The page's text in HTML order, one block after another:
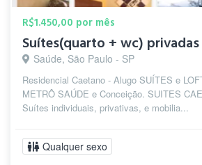
R$1.450,00 por mês
Saúde, São Paulo - SP
Residencial Caetano - Alugo SUÍTES e
METRÔ SAÚDE e Conceição. SUITES
Suítes individuais, privativas, e mobilia...
Qualquer sexo